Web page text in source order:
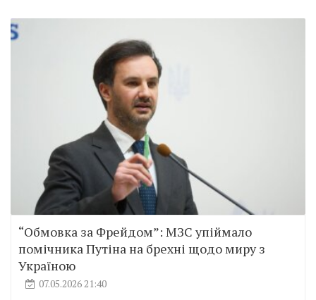
“Обмовка за Фрейдом”: МЗС упіймало
помічника Путіна на брехні щодо миру з
Україною
07.05.2026 21:40